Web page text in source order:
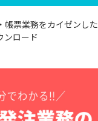
帳票業務をカイゼンした
ンロード